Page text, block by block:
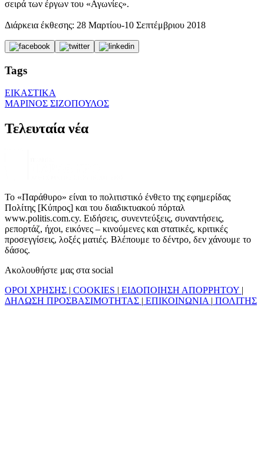
σειρά των έργων του «Αγωνίες».
Διάρκεια έκθεσης: 28 Μαρτίου-10 Σεπτέμβριου 2018
Tags
ΕΙΚΑΣΤΙΚΑ
ΜΑΡΙΝΟΣ ΣΙΖΟΠΟΥΛΟΣ
Τελευταία νέα
Το «Παράθυρο» είναι το πολιτιστικό ένθετο της εφημερίδας
Πολίτης [Κύπρος] και του διαδικτυακού πόρταλ
www.politis.com.cy. Ειδήσεις, συνεντεύξεις, συναντήσεις,
ρεπορτάζ, ήχοι, εικόνες – κινούμενες και στατικές, κριτικές
προσεγγίσεις, λοξές ματιές. Βλέπουμε το δέντρο, δεν χάνουμε το
δάσος.
Ακολουθήστε μας στα social
ΟΡΟΙ ΧΡΗΣΗΣ | COOKIES | ΕΙΔΟΠΟΙΗΣΗ ΑΠΟΡΡΗΤΟΥ |
ΔΗΛΩΣΗ ΠΡΟΣΒΑΣΙΜΟΤΗΤΑΣ | ΕΠΙΚΟΙΝΩΝΙΑ | ΠΟΛΙΤΗΣ